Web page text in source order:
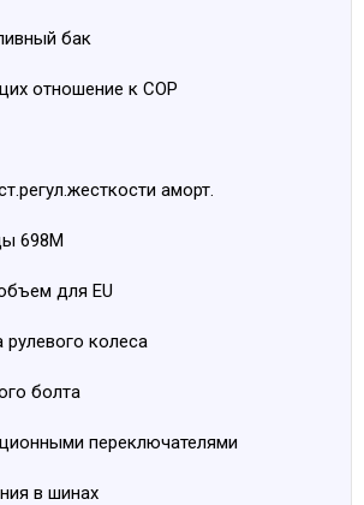
бак
отношение к COP
аморт.
698M
для EU
рулевого колеса
болта
переключателями
в шинах